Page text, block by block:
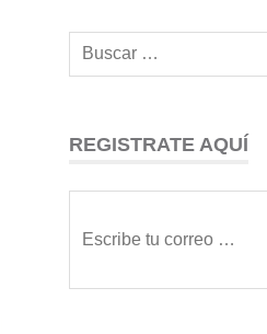
REGISTRATE AQUÍ